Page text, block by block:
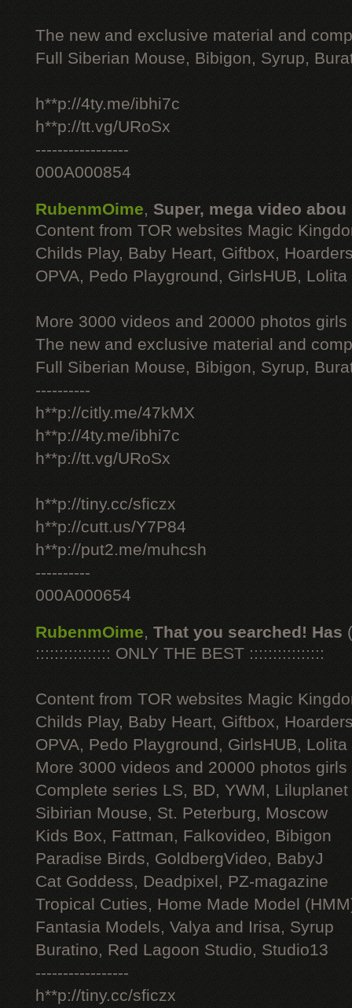
The new and exclusive material and
Full Siberian Mouse, Bibigon, Syrup,
h**p://4ty.me/ibhi7c
h**p://tt.vg/URoSx
-----------------
000A000854
RubenmOime, Super, mega video abou
Content from TOR websites Magic
Childs Play, Baby Heart, Giftbox,
OPVA, Pedo Playground, GirlsHUB, Lolita
More 3000 videos and 20000 photos
The new and exclusive material and
Full Siberian Mouse, Bibigon, Syrup,
----------
h**p://citly.me/47kMX
h**p://4ty.me/ibhi7c
h**p://tt.vg/URoSx
h**p://tiny.cc/sficzx
h**p://cutt.us/Y7P84
h**p://put2.me/muhcsh
----------
000A000654
RubenmOime, That you searched! Has
:::::::::::::::: ONLY THE BEST ::::::::::::::::
Content from TOR websites Magic
Childs Play, Baby Heart, Giftbox,
OPVA, Pedo Playground, GirlsHUB, Lolita
More 3000 videos and 20000 photos
Complete series LS, BD, YWM, Liluplanet
Sibirian Mouse, St. Peterburg, Moscow
Kids Box, Fattman, Falkovideo, Bibigon
Paradise Birds, GoldbergVideo, BabyJ
Cat Goddess, Deadpixel, PZ-magazine
Tropical Cuties, Home Made Model
Fantasia Models, Valya and Irisa, Syrup
Buratino, Red Lagoon Studio, Studio13
-----------------
h**p://tiny.cc/sficzx